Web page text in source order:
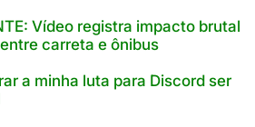
Vídeo registra impacto brutal
carreta e ônibus
a minha luta para Discord ser